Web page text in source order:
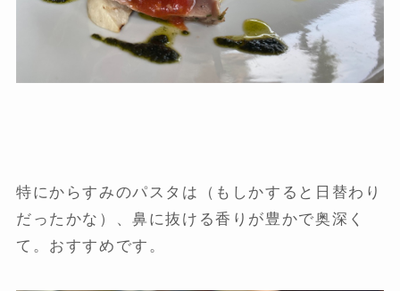
特にからすみのパスタは（もしかすると日替わり
だったかな）、鼻に抜ける香りが豊かで奥深く
て。おすすめです。